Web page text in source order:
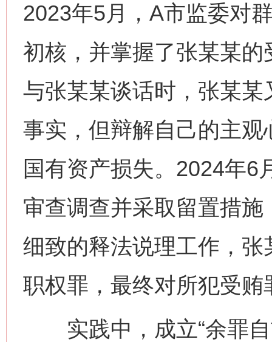
2023年5月，A市监委对
初核，并掌握了张某某
与张某某谈话时，张某
事实，但辩解自己的主
国有资产损失。2024年6
审查调查并采取留置措
细致的释法说理工作，
职权罪，最终对所犯受
实践中，成立“余罪自